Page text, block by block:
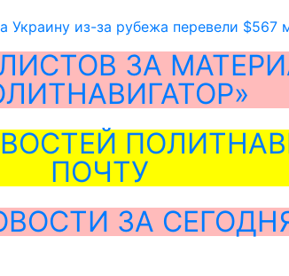
Украину из-за рубежа перевели $567
ЗА
ПОЧТУ
ЗА